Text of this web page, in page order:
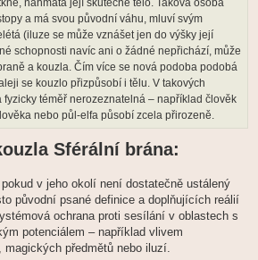
nahmatá její skutečné tělo. Taková osoba
a má svou původní váhu, mluví svým
(iluze se může vznášet jen do výšky její
schopnosti navíc ani o žádné nepřichází, může
a kouzla. Čím více se nová podoba podobá
se kouzlo přizpůsobí i tělu. V takových
téměř nerozeznatelná – například člověk
nebo půl-elfa působí zcela přirozeně.
Sférální brána:
v jeho okolí není dostatečně ustálený
původní psané definice a doplňujících reálií
ochrana proti sesílání v oblastech s
potenciálem – například vlivem
magických předmětů nebo iluzí.